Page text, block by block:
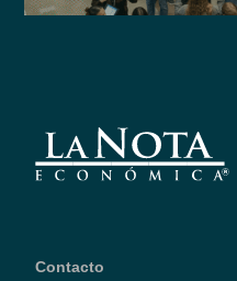
Contacto